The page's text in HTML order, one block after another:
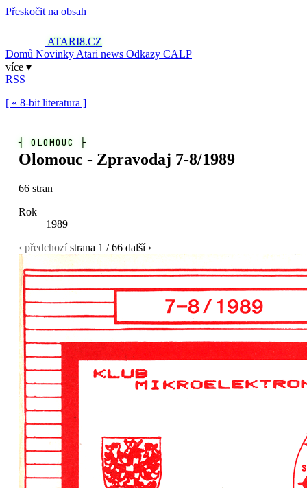
Přeskočit na obsah
ATARI8.CZ
Domů Novinky Atari news Odkazy CALP
více ▾
RSS
[ « 8-bit literatura ]
┤OLOMOUC ├
Olomouc - Zpravodaj 7-8/1989
66 stran
Rok
1989
‹ předchozí strana 1 / 66 další ›